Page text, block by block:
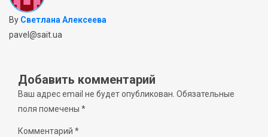
By Светлана Алексеева
pavel@sait.ua
Добавить комментарий
Ваш адрес email не будет опубликован. Обязательные
поля помечены *
Комментарий *